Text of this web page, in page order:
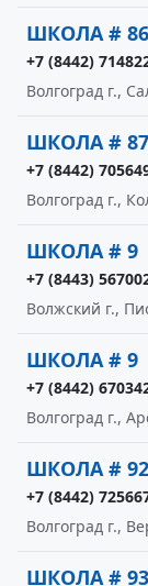
ШКОЛА # 86
+7 (8442)
Волгоград г.,
ШКОЛА # 87
+7 (8442)
Волгоград г.,
ШКОЛА # 9
+7 (8443)
Волжский г.,
ШКОЛА # 9
+7 (8442)
Волгоград г.,
ШКОЛА # 92
+7 (8442)
Волгоград г.,
ШКОЛА # 93